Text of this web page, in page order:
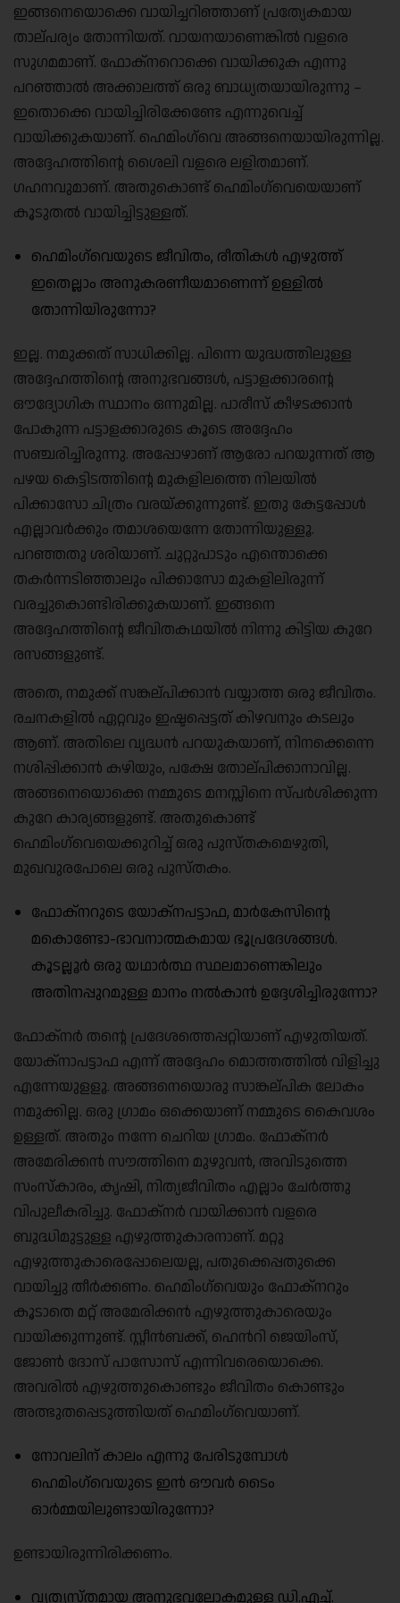
ഇങ്ങനെയൊക്കെ വായിച്ചറിഞ്ഞാണ് പ്രത്യേകമായ
താല്പര്യം തോന്നിയത്. വായനയാണെങ്കിൽ വളരെ
സുഗമമാണ്. ഫോക്‌നറൊക്കെ വായിക്കുക എന്നു
പറഞ്ഞാൽ അക്കാലത്ത് ഒരു ബാധ്യതയായിരുന്നു –
ഇതൊക്കെ വായിച്ചിരിക്കേണ്ടേ എന്നുവെച്ച്
വായിക്കുകയാണ്. ഹെമിംഗ്‌വെ അങ്ങനെയായിരുന്നില്ല.
അദ്ദേഹത്തിന്റെ ശൈലി വളരെ ലളിതമാണ്.
ഗഹനവുമാണ്. അതുകൊണ്ട് ഹെമിംഗ്‌വെയെയാണ്
കൂടുതൽ വായിച്ചിട്ടുള്ളത്.
ഹെമിംഗ്‌വെയുടെ ജീവിതം, രീതികൾ എഴുത്ത്
ഇതെല്ലാം അനുകരണീയമാണെന്ന് ഉള്ളിൽ
തോന്നിയിരുന്നോ?
ഇല്ല. നമുക്കത് സാധിക്കില്ല. പിന്നെ യുദ്ധത്തിലുള്ള
അദ്ദേഹത്തിൻ്റെ അനുഭവങ്ങൾ, പട്ടാളക്കാരൻ്റെ
ഔദ്യോഗിക സ്ഥാനം ഒന്നുമില്ല. പാരീസ് കീഴടക്കാൻ
പോകുന്ന പട്ടാളക്കാരുടെ കൂടെ അദ്ദേഹം
സഞ്ചരിച്ചിരുന്നു. അപ്പോഴാണ് ആരോ പറയുന്നത് ആ
പഴയ കെട്ടിടത്തിൻ്റെ മുകളിലത്തെ നിലയിൽ
പിക്കാസോ ചിത്രം വരയ്ക്കുന്നുണ്ട്. ഇതു കേട്ടപ്പോൾ
എല്ലാവർക്കും തമാശയെന്നേ തോന്നിയുള്ളൂ.
പറഞ്ഞതു ശരിയാണ്. ചുറ്റുപാടും എന്തൊക്കെ
തകർന്നടിഞ്ഞാലും പിക്കാസോ മുകളിലിരുന്ന്
വരച്ചുകൊണ്ടിരിക്കുകയാണ്. ഇങ്ങനെ
അദ്ദേഹത്തിൻ്റെ ജീവിതകഥയിൽ നിന്നു കിട്ടിയ കുറേ
രസങ്ങളുണ്ട്.
അതെ, നമുക്ക് സങ്കല്പിക്കാൻ വയ്യാത്ത ഒരു ജീവിതം.
രചനകളിൽ ഏറ്റവും ഇഷ്ടപ്പെട്ടത് കിഴവനും കടലും
ആണ്. അതിലെ വൃദ്ധൻ പറയുകയാണ്, നിനക്കെന്നെ
നശിപ്പിക്കാൻ കഴിയും, പക്ഷേ തോല്പിക്കാനാവില്ല.
അങ്ങനെയൊക്കെ നമ്മുടെ മനസ്സിനെ സ്പർശിക്കുന്ന
കുറേ കാര്യങ്ങളുണ്ട്. അതുകൊണ്ട്
ഹെമിംഗ്‌വെയെക്കുറിച്ച് ഒരു പുസ്തകമെഴുതി,
മുഖവുരപോലെ ഒരു പുസ്തകം.
ഫോക്‌നറുടെ യോക്‌നപട്ടാഫ, മാർകേസിൻ്റെ
മകൊണ്ടോ-ഭാവനാത്മകമായ ഭൂപ്രദേശങ്ങൾ.
കൂടല്ലൂർ ഒരു യഥാർത്ഥ സ്ഥലമാണെങ്കിലും
അതിനപ്പുറമുള്ള മാനം നൽകാൻ ഉദ്ദേശിച്ചിരുന്നോ?
ഫോക്‌നർ തന്റെ പ്രദേശത്തെപ്പറ്റിയാണ് എഴുതിയത്.
യോക്‌നാപട്ടാഫ എന്ന് അദ്ദേഹം മൊത്തത്തിൽ വിളിച്ചു
എന്നേയുളളൂ. അങ്ങനെയൊരു സാങ്കല്പിക ലോകം
നമുക്കില്ല. ഒരു ഗ്രാമം ഒക്കെയാണ് നമ്മുടെ കൈവശം
ഉള്ളത്. അതും നന്നേ ചെറിയ ഗ്രാമം. ഫോക്‌നർ
അമേരിക്കൻ സൗത്തിനെ മുഴുവൻ, അവിടുത്തെ
സംസ്‌കാരം, കൃഷി, നിത്യജീവിതം എല്ലാം ചേർത്തു
വിപുലീകരിച്ചു. ഫോക്‌നർ വായിക്കാൻ വളരെ
ബുദ്ധിമുട്ടുള്ള എഴുത്തുകാരനാണ്. മറ്റു
എഴുത്തുകാരെപ്പോലെയല്ല, പതുക്കെപ്പതുക്കെ
വായിച്ചു തീർക്കണം. ഹെമിംഗ്‌വെയും ഫോക്‌നറും
കൂടാതെ മറ്റ് അമേരിക്കൻ എഴുത്തുകാരെയും
വായിക്കുന്നുണ്ട്. സ്റ്റീൻബക്ക്, ഹെൻറി ജെയിംസ്,
ജോൺ ദോസ് പാസോസ് എന്നിവരെയൊക്കെ.
അവരിൽ എഴുത്തുകൊണ്ടും ജീവിതം കൊണ്ടും
അത്ഭുതപ്പെടുത്തിയത് ഹെമിംഗ്‌വെയാണ്.
നോവലിന് കാലം എന്നു പേരിടുമ്പോൾ
ഹെമിംഗ്‌വെയുടെ ഇൻ ഔവർ ടൈം
ഓർമ്മയിലുണ്ടായിരുന്നോ?
ഉണ്ടായിരുന്നിരിക്കണം.
വ്യത്യസ്തമായ അനുഭവലോകമുള്ള ഡി.എച്ച്.